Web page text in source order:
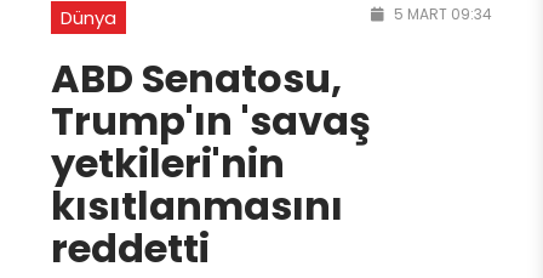
Dünya 5 MART 09:34
ABD Senatosu,
Trump'ın 'savaş
yetkileri'nin
kısıtlanmasını
reddetti